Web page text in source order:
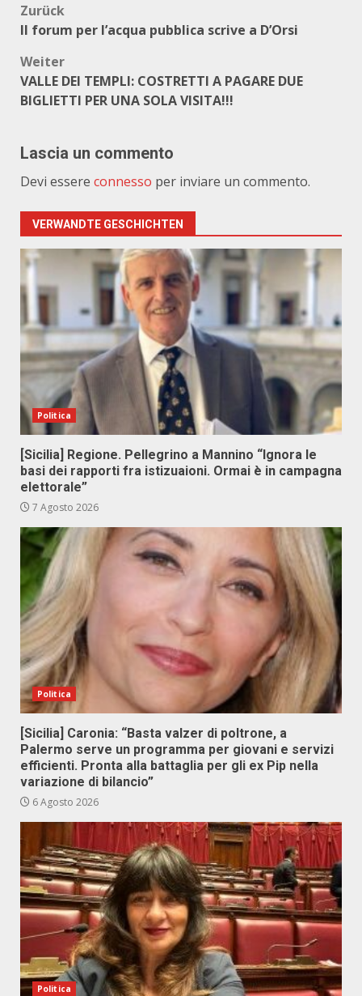
Beitragsnavigation
Zurück
Il forum per l’acqua pubblica scrive a D’Orsi
Weiter
VALLE DEI TEMPLI: COSTRETTI A PAGARE DUE
BIGLIETTI PER UNA SOLA VISITA!!!
Lascia un commento
Devi essere connesso per inviare un commento.
VERWANDTE GESCHICHTEN
Politica
[Sicilia] Regione. Pellegrino a Mannino “Ignora le
basi dei rapporti fra istizuaioni. Ormai è in campagna
elettorale”
7 Agosto 2026
Politica
[Sicilia] Caronia: “Basta valzer di poltrone, a
Palermo serve un programma per giovani e servizi
efficienti. Pronta alla battaglia per gli ex Pip nella
variazione di bilancio”
6 Agosto 2026
Politica